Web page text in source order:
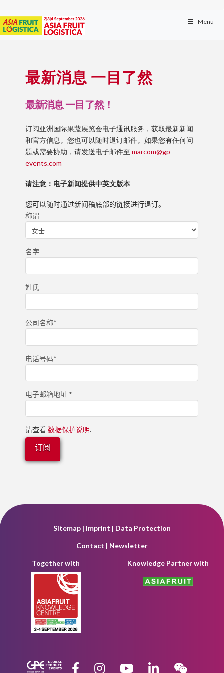
Menu
最新消息 一目了然
最新消息 一目了然！
订阅亚洲国际果蔬展览会电子通讯服务，获取最新新闻
和官方信息。您也可以随时退订邮件。如果您有任何问
题或需要协助，请发送电子邮件至 marcom@gp-
events.com
请注意：电子新闻提供中英文版本
您可以随时通过新闻稿底部的链接进行退订。
称谓
名字
姓氏
公司名称*
电话号码*
电子邮箱地址 *
请查看数据保护说明.
Sitemap| Imprint | Data Protection
Contact | Newsletter
Together with Knowledge Partner with